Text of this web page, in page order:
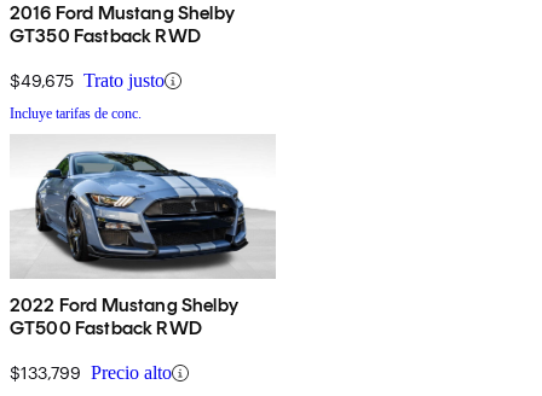
2016 Ford Mustang Shelby
GT350 Fastback RWD
$49,675 Trato justo
Incluye tarifas de conc.
2022 Ford Mustang Shelby
GT500 Fastback RWD
$133,799 Precio alto